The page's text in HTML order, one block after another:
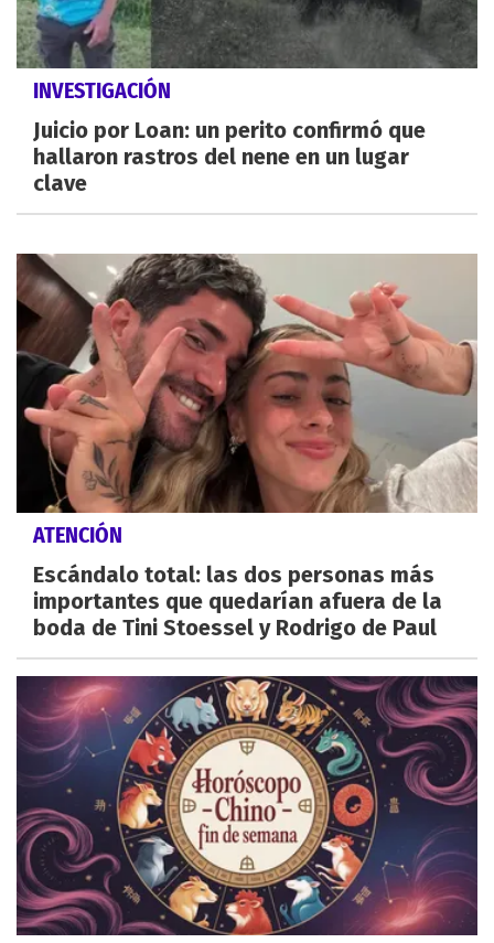
INVESTIGACIÓN
Juicio por Loan: un perito confirmó que
hallaron rastros del nene en un lugar
clave
ATENCIÓN
Escándalo total: las dos personas más
importantes que quedarían afuera de la
boda de Tini Stoessel y Rodrigo de Paul